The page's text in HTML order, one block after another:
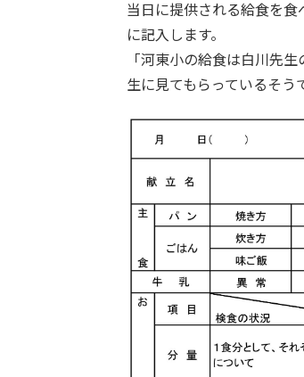
当日に提供される給食を
に記入します。
「河東小の給食は白川先
生に見てもらっているそう